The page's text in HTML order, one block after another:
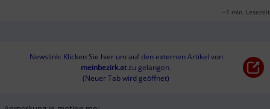
~1 min. Lesezeit
Newslink: Klicken Sie hier um auf den externen Artikel von
meinbezirk.at zu gelangen.
(Neuer Tab wird geöffnet)